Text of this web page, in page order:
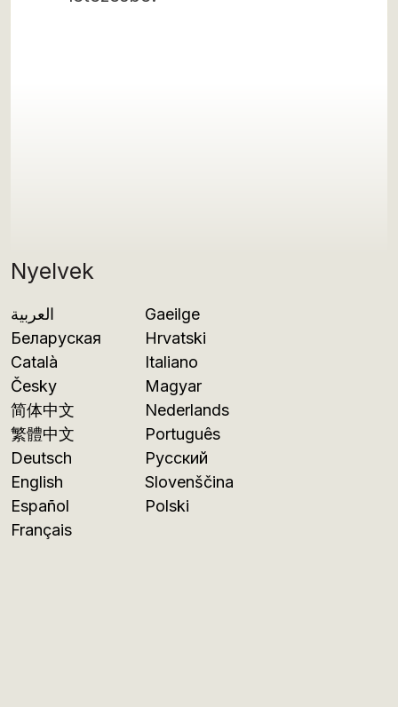
Nyelvek
العربية
Беларуская
Català
Česky
简体中文
繁體中文
Deutsch
English
Español
Français
Gaeilge
Hrvatski
Italiano
Magyar
Nederlands
Português
Русский
Slovenščina
Polski